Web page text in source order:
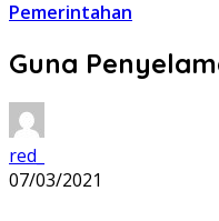
Pemerintahan
Guna
red_
07/03/2021